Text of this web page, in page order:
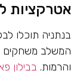
אטרקציות
בנתניה תוכלו
המשלב משחקים
והרמות. בבילון